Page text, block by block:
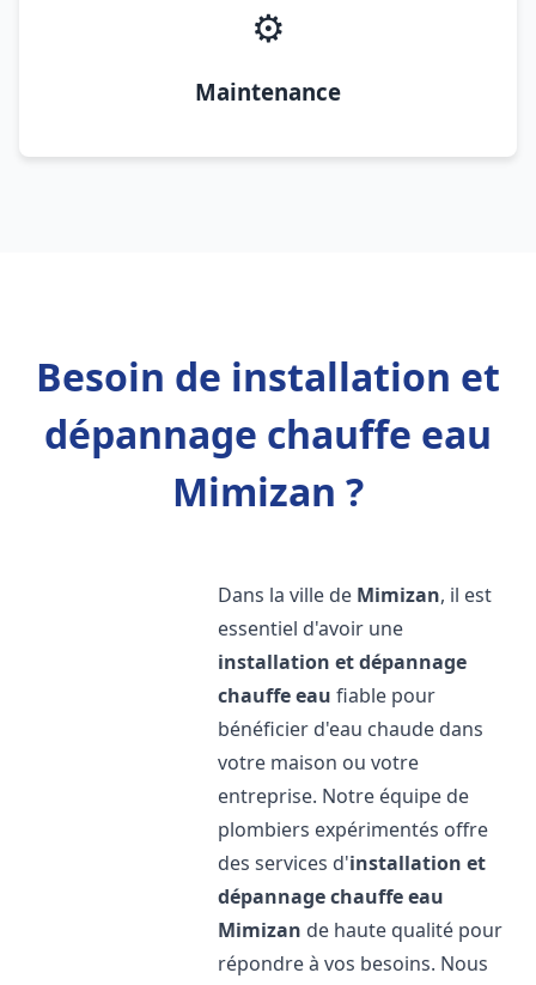
⚙️
Maintenance
Besoin de installation et
dépannage chauffe eau
Mimizan ?
Dans la ville de Mimizan, il est
essentiel d'avoir une
installation et dépannage
chauffe eau fiable pour
bénéficier d'eau chaude dans
votre maison ou votre
entreprise. Notre équipe de
plombiers expérimentés offre
des services d'installation et
dépannage chauffe eau
Mimizan de haute qualité pour
répondre à vos besoins. Nous